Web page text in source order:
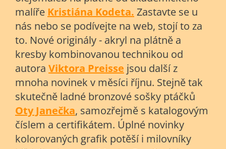
malíře Kristiána Kodeta. Zastavte se u
nás nebo se podívejte na web, stojí to za
to. Nové originály - akryl na plátně a
kresby kombinovanou technikou od
autora Viktora Preisse jsou další z
mnoha novinek v měsíci říjnu. Stejně tak
skutečně ladné bronzové sošky ptáčků
Oty Janečka, samozřejmě s katalogovým
číslem a certifikátem. Úplné novinky
kolorovaných grafik potěší i milovníky